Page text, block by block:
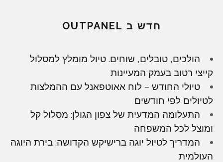
חדש ב OUTPANEL
הולכים, טובלים, שוחים. טיול מומלץ למסלול
קייצי רטוב בעמק המעיינות
טיולי החודש – לוח אאוטפאנל עם ההמלצות
לטיולים לפי חודשים
התעלומה המדעית של צפון הגולן: מסלול קל
ומוצל לכל המשפחה
המדריך לטיול יוגה ברישיקש הקדושה: בירת היוגה
העולמית